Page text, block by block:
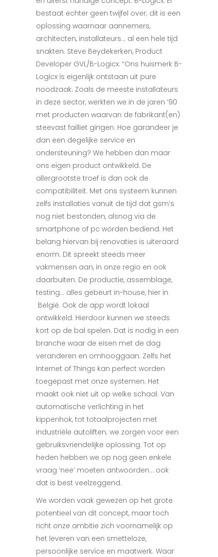
bestaat echter geen twijfel over; dit is een
oplossing waarnaar aannemers,
architecten, installateurs… al een hele tijd
snakten. Steve Beydekerken, Product
Developer GVL/B-Logicx: “Ons huismerk B-
Logicx is eigenlijk ontstaan uit pure
noodzaak. Zoals de meeste installateurs
in deze sector, werkten we in de jaren ‘90
met producten waarvan de fabrikant(en)
steevast failliet gingen. Hoe garandeer je
dan een degelijke service en
ondersteuning? We hebben dan maar
ons eigen product ontwikkeld. De
allergrootste troef is dan ook de
compatibiliteit. Met ons systeem kunnen
zelfs installaties vanuit de tijd dat gsm’s
nog niet bestonden, alsnog via de
smartphone of pc worden bediend. Het
belang hiervan bij renovaties is uiteraard
enorm. Dit spreekt steeds meer
vakmensen aan, in onze regio en ook
daarbuiten. De productie, assemblage,
testing… alles gebeurt in-house, hier in
België. Ook de app wordt lokaal
ontwikkeld. Hierdoor kunnen we steeds
kort op de bal spelen. Dat is nodig in een
branche waar de eisen met de dag
veranderen en omhooggaan. Zelfs het
Internet of Things kan perfect worden
toegepast met onze systemen. Het
maakt ook niet uit op welke schaal. Van
automatische verlichting in het
kippenhok, tot totaalprojecten met
industriële autoliften; we zorgen voor een
gebruiksvriendelijke oplossing. Tot op
heden hebben we op nog geen enkele
vraag ‘nee’ moeten antwoorden… ook
dat is best veelzeggend.
We worden vaak gewezen op het grote
potentieel van dit concept, maar toch
richt onze ambitie zich voornamelijk op
het leveren van een smetteloze,
persoonlijke service en maatwerk. Waar